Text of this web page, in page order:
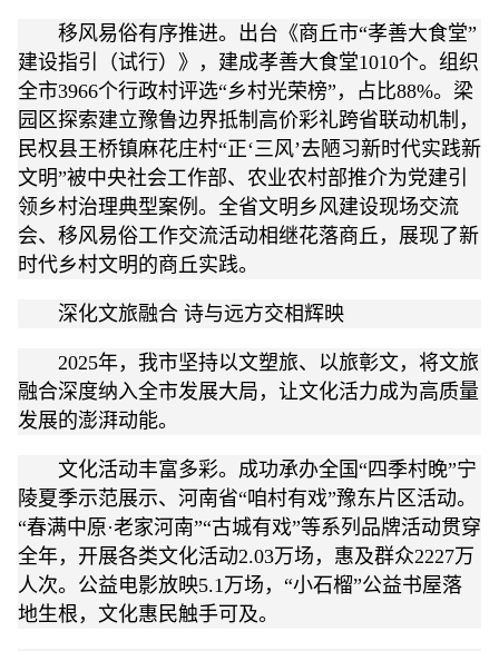
移风易俗有序推进。出台《商丘市“孝善大食堂”
建设指引（试行）》，建成孝善大食堂1010个。组织
全市3966个行政村评选“乡村光荣榜”，占比88%。梁
园区探索建立豫鲁边界抵制高价彩礼跨省联动机制，
民权县王桥镇麻花庄村“正‘三风’去陋习新时代实践新
文明”被中央社会工作部、农业农村部推介为党建引
领乡村治理典型案例。全省文明乡风建设现场交流
会、移风易俗工作交流活动相继花落商丘，展现了新
时代乡村文明的商丘实践。
深化文旅融合 诗与远方交相辉映
2025年，我市坚持以文塑旅、以旅彰文，将文旅
融合深度纳入全市发展大局，让文化活力成为高质量
发展的澎湃动能。
文化活动丰富多彩。成功承办全国“四季村晚”宁
陵夏季示范展示、河南省“咱村有戏”豫东片区活动。
“春满中原·老家河南”“古城有戏”等系列品牌活动贯穿
全年，开展各类文化活动2.03万场，惠及群众2227万
人次。公益电影放映5.1万场，“小石榴”公益书屋落
地生根，文化惠民触手可及。